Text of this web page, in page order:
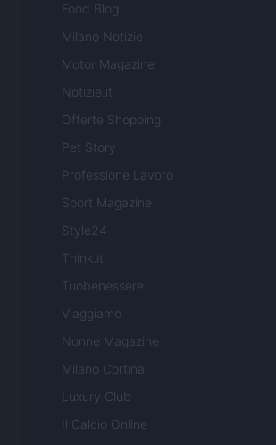
Food Blog
Milano Notizie
Motor Magazine
Notizie.it
Offerte Shopping
Pet Story
Professione Lavoro
Sport Magazine
Style24
Think.it
Tuobenessere
Viaggiamo
Nonne Magazine
Milano Cortina
Luxury Club
Il Calcio Online